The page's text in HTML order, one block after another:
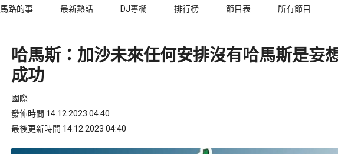
馬路的事 最新熱話 DJ專欄 排行榜 節目表 所有節目
哈馬斯：加沙未來任何安排沒有哈馬斯是
成功
國際
發佈時間 14.12.2023 04:40
最後更新時間 14.12.2023 04:40